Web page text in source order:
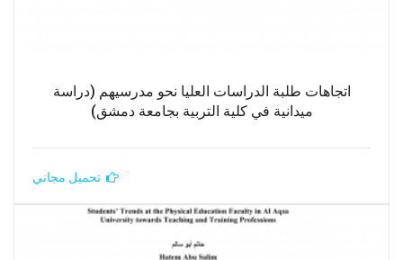
اتجاهات طلبة الدراسات العليا نحو مدرسيهم (دراسة
ميدانية في كلية التربية بجامعة دمشق)
تحميل مجاني